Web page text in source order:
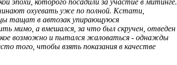
эпохи, которого посадили за участие в митинге.
охуевать уже по полной. Кстати,
тащат в автозак упирающуюся
мимо, а вмешался, за что был скручен, отведен
возможно и пытался жаловаться - однажды
того, чтобы взять показания в качестве